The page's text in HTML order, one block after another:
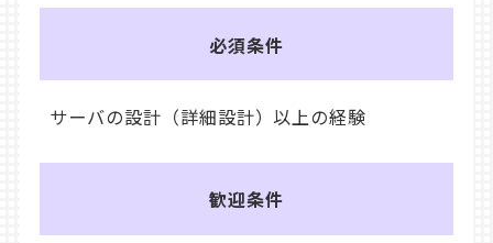
必須条件
サーバの設計（詳細設計）以上の経験
歓迎条件